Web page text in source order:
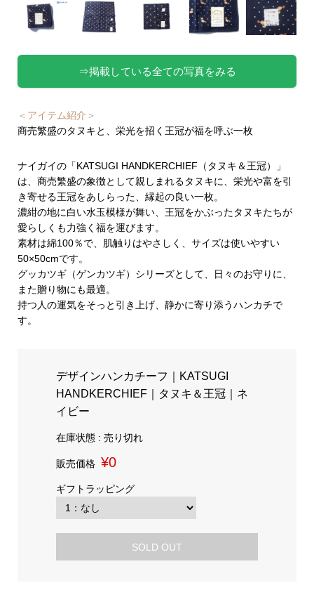
⇒掲載している全ての写真をみる
＜アイテム紹介＞
商売繁盛のタヌキと、栄光を招く王冠が福を呼ぶ一枚
ナイガイの「KATSUGI HANDKERCHIEF（タヌキ＆王冠）」
は、商売繁盛の象徴として親しまれるタヌキに、栄光や富を引
き寄せる王冠をあしらった、縁起の良い一枚。
濃紺の地に白い水玉模様が舞い、王冠をかぶったタヌキたちが
愛らしくも力強く福を運びます。
素材は綿100％で、肌触りはやさしく、サイズは使いやすい
50×50cmです。
グッカツギ（ゲンカツギ）シリーズとして、日々のお守りに、
また贈り物にも最適。
持つ人の運気をそっと引き上げ、静かに寄り添うハンカチで
す。
デザインハンカチーフ｜KATSUGI
HANDKERCHIEF｜タヌキ＆王冠｜ネ
イビー
在庫状態 : 売り切れ
販売価格 ¥0
ギフトラッピング
SOLD OUT